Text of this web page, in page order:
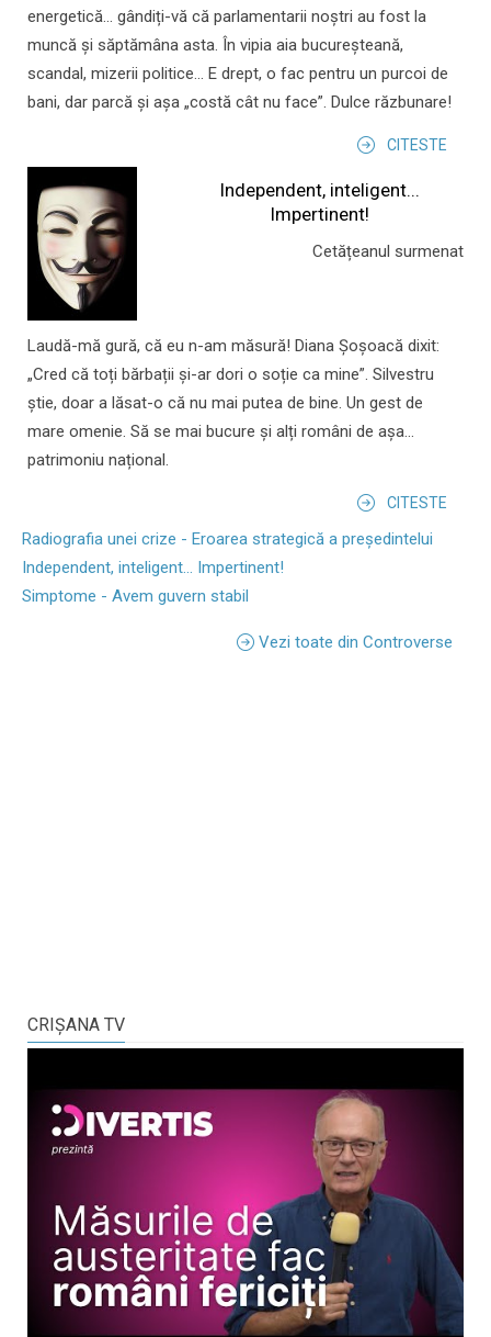
energetică... gândiți-vă că parlamentarii noștri au fost la
muncă și săptămâna asta. În vipia aia bucureșteană,
scandal, mizerii politice... E drept, o fac pentru un purcoi de
bani, dar parcă și așa „costă cât nu face”. Dulce răzbunare!
CITESTE
Independent, inteligent...
Impertinent!
Cetățeanul surmenat
Laudă-mă gură, că eu n-am măsură! Diana Șoșoacă dixit:
„Cred că toți bărbații și-ar dori o soție ca mine”. Silvestru
știe, doar a lăsat-o că nu mai putea de bine. Un gest de
mare omenie. Să se mai bucure și alți români de așa...
patrimoniu național.
CITESTE
Radiografia unei crize - Eroarea strategică a președintelui
Independent, inteligent... Impertinent!
Simptome - Avem guvern stabil
Vezi toate din Controverse
CRIŞANA TV